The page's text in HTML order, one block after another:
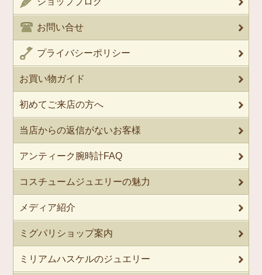
お問い合せ
プライバシーポリシー
お買い物ガイド
初めてご来店の方へ
当店からの返信がないお客様
アンティーク腕時計FAQ
コスチュームジュエリーの魅力
メディア紹介
ミグパリショップ案内
ミリアムハスケルのジュエリー